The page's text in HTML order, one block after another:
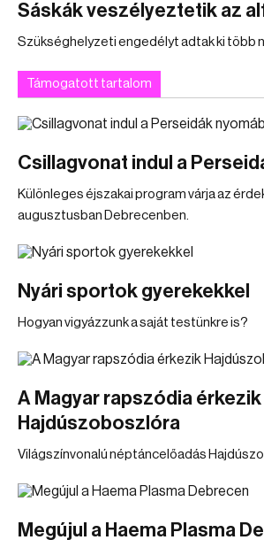
Sáskák veszélyeztetik az
Szükséghelyzeti engedélyt adtak ki több
Támogatott tartalom
Csillagvonat indul a
Különleges éjszakai program várja az
augusztusban Debrecenben.
Nyári sportok gyerekekkel
Hogyan vigyázzunk a saját testünkre is?
A Magyar rapszódia érkezik
Hajdúszoboszlóra
Világszínvonalú néptáncelőadás
Megújul a Haema Plasma